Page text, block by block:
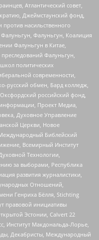
Атлантический совет,
Джеймстаунский фонд,
насильственного
Фалуньгун, Коалиция
Фалуньгун в Китае,
Фалуньгун,
политических
современности,
русский обмен, Бард колледж,
российский фонд,
Проект Медиа,
Духовное Управление
Церкви, Новое
Библейский
Всемирный Институт
Технологии,
за выборами, Республика
развития журналистики,
Отношений,
Генриха Бёлля, Stichting
правовой инициативы
Эстонии, Calvert 22
Институт Макдональда-Лорье,
Декабристы, Международный